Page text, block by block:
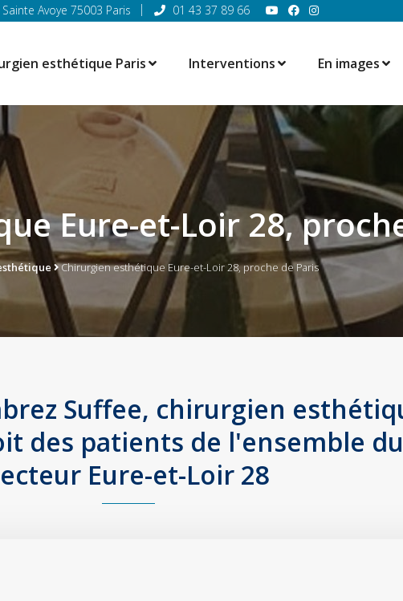
Avoye 75003 Paris 01 43 37 89 66
esthétique Paris Interventions En images
Eure-et-Loir 28,
Chirurgien esthétique Eure-et-Loir 28, proche de Paris
Suffee, chirurgien
des patients de l'ensemble du
Eure-et-Loir 28